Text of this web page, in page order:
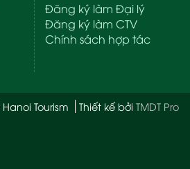
Đăng ký làm Đại lý
Đăng ký làm CTV
Chính sách hợp tác
Tourism Thiết kế bởi TMDT Pro